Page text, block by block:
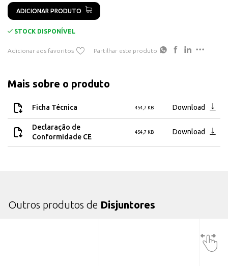
Icu infe­rior a 400 V AC IEC60947-2 10 kA
ADICIONAR PRODUTO
STOCK DISPONÍVEL
Adicionar aos favoritos Partilhar este produto
Mais sobre o produto
Ficha Técnica 454,7 KB Download
Declaração de
Conformidade CE
454,7 KB Download
Outros produtos de Disjuntores